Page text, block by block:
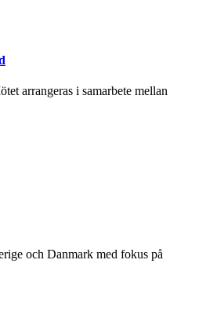
arrangeras i samarbete mellan
och Danmark med fokus på